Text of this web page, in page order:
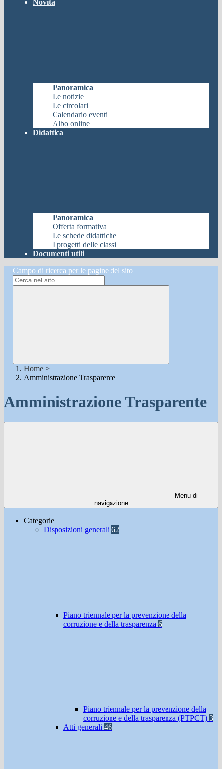
Novità
Panoramica
Le notizie
Le circolari
Calendario eventi
Albo online
Didattica
Panoramica
Offerta formativa
Le schede didattiche
I progetti delle classi
Documenti utili
Campo di ricerca per le pagine del sito
Home >
Amministrazione Trasparente
Amministrazione Trasparente
Menu di
navigazione
Categorie
Disposizioni generali 62
Piano triennale per la prevenzione della
corruzione e della trasparenza 6
Piano triennale per la prevenzione della
corruzione e della trasparenza (PTPCT) 3
Atti generali 46